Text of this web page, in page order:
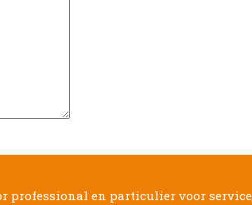
professional en particulier voor